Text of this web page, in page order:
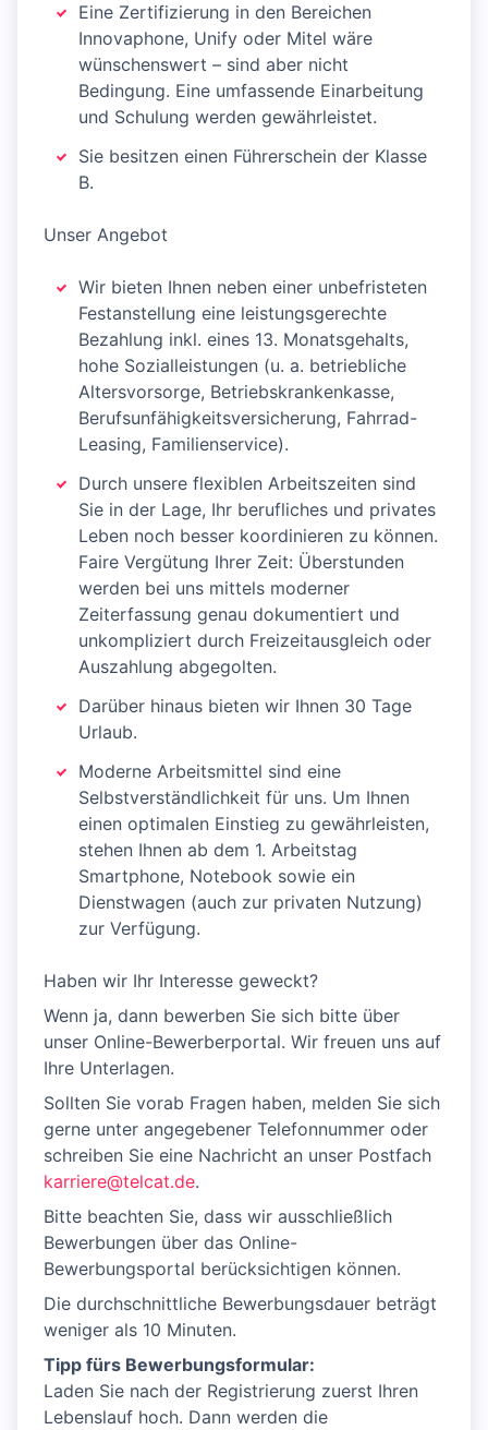
Eine Zertifizierung in den Bereichen
Innovaphone, Unify oder Mitel wäre
wünschenswert – sind aber nicht
Bedingung. Eine umfassende Einarbeitung
und Schulung werden gewährleistet.
Sie besitzen einen Führerschein der Klasse
B.
Unser Angebot
Wir bieten Ihnen neben einer unbefristeten
Festanstellung eine leistungsgerechte
Bezahlung inkl. eines 13. Monatsgehalts,
hohe Sozialleistungen (u. a. betriebliche
Altersvorsorge, Betriebskrankenkasse,
Berufsunfähigkeitsversicherung, Fahrrad-
Leasing, Familienservice).
Durch unsere flexiblen Arbeitszeiten sind
Sie in der Lage, Ihr berufliches und privates
Leben noch besser koordinieren zu können.
Faire Vergütung Ihrer Zeit: Überstunden
werden bei uns mittels moderner
Zeiterfassung genau dokumentiert und
unkompliziert durch Freizeitausgleich oder
Auszahlung abgegolten.
Darüber hinaus bieten wir Ihnen 30 Tage
Urlaub.
Moderne Arbeitsmittel sind eine
Selbstverständlichkeit für uns. Um Ihnen
einen optimalen Einstieg zu gewährleisten,
stehen Ihnen ab dem 1. Arbeitstag
Smartphone, Notebook sowie ein
Dienstwagen (auch zur privaten Nutzung)
zur Verfügung.
Haben wir Ihr Interesse geweckt?
Wenn ja, dann bewerben Sie sich bitte über
unser Online-Bewerberportal. Wir freuen uns auf
Ihre Unterlagen.
Sollten Sie vorab Fragen haben, melden Sie sich
gerne unter angegebener Telefonnummer oder
schreiben Sie eine Nachricht an unser Postfach
karriere@telcat.de.
Bitte beachten Sie, dass wir ausschließlich
Bewerbungen über das Online-
Bewerbungsportal berücksichtigen können.
Die durchschnittliche Bewerbungsdauer beträgt
weniger als 10 Minuten.
Tipp fürs Bewerbungsformular:
Laden Sie nach der Registrierung zuerst Ihren
Lebenslauf hoch. Dann werden die